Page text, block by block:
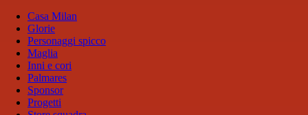
Casa Milan
Glorie
Personaggi spicco
Maglia
Inni e cori
Palmares
Sponsor
Progetti